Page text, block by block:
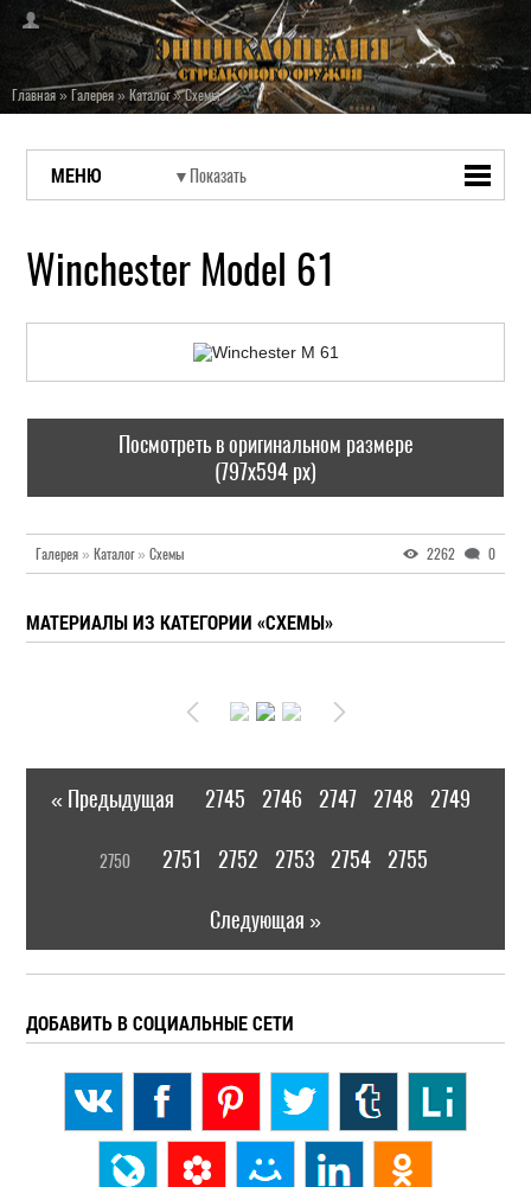
Главная»Галерея»Каталог»Схемы
МЕНЮ
Winchester Model 61
Посмотреть в оригинальном размере
(797x594 px)
Галерея » Каталог» Схемы 2262 0
МАТЕРИАЛЫ ИЗ КАТЕГОРИИ «СХЕМЫ»
« Предыдущая 2745 2746 2747 2748 2749
2750 2751 2752 2753 2754 2755
Следующая »
ДОБАВИТЬ В СОЦИАЛЬНЫЕ СЕТИ